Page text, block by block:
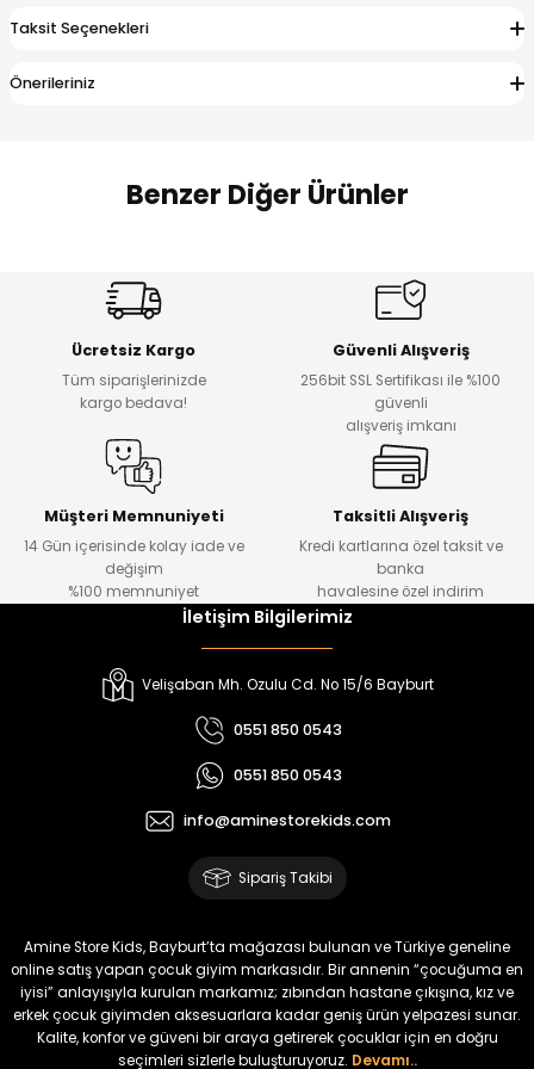
Taksit Seçenekleri
Önerileriniz
Benzer Diğer Ürünler
Dantelya Kız Çocuk Tişört
Puba Unisex Kot 3’lü Takım
Urban Kız Çocuk Süveterli Tunik Gömlek Navi Kız Çocuk Kot Pantolon
₺ 650
Melra Kız Çocuk Kot Pantolon
%15
Tivon Kız Çocuk 3’lü Takım
₺ 2.340
Koren Kız Çocuk ve Bebek Tayt
₺ 320
₺ 250
Yeni
Koren Kız Çocuk ve Bebek Tayt
₺ 320
₺ 250
%22
Koren Kız Çocuk ve Bebek Tayt
%22
Koren Kız Çocuk ve Bebek Tayt
Ücretsiz Kargo
Tüm siparişlerinizde
kargo bedava!
Güvenli Alışveriş
256bit SSL Sertifikası ile %100
güvenli
alışveriş imkanı
Müşteri Memnuniyeti
14 Gün içerisinde kolay iade ve
değişim
%100 memnuniyet
Taksitli Alışveriş
Kredi kartlarına özel taksit ve
banka
havalesine özel indirim
İletişim Bilgilerimiz
Velişaban Mh. Ozulu Cd. No 15/6 Bayburt
0551 850 0543
0551 850 0543
info@aminestorekids.com
Sipariş Takibi
Amine Store Kids, Bayburt’ta mağazası bulunan ve Türkiye geneline
online satış yapan çocuk giyim markasıdır. Bir annenin “çocuğuma en
iyisi” anlayışıyla kurulan markamız; zıbından hastane çıkışına, kız ve
erkek çocuk giyimden aksesuarlara kadar geniş ürün yelpazesi sunar.
Kalite, konfor ve güveni bir araya getirerek çocuklar için en doğru
seçimleri sizlerle buluşturuyoruz. Devamı..
Alt
ve Taç